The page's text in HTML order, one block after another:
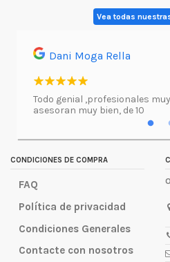
Vea todas
Dani Moga Rella
Todo genial ,profesionales
asesoran muy bien, de 10
CONDICIONES DE COMPRA
FAQ
Política de privacidad
Condiciones Generales
Contacte con nosotros